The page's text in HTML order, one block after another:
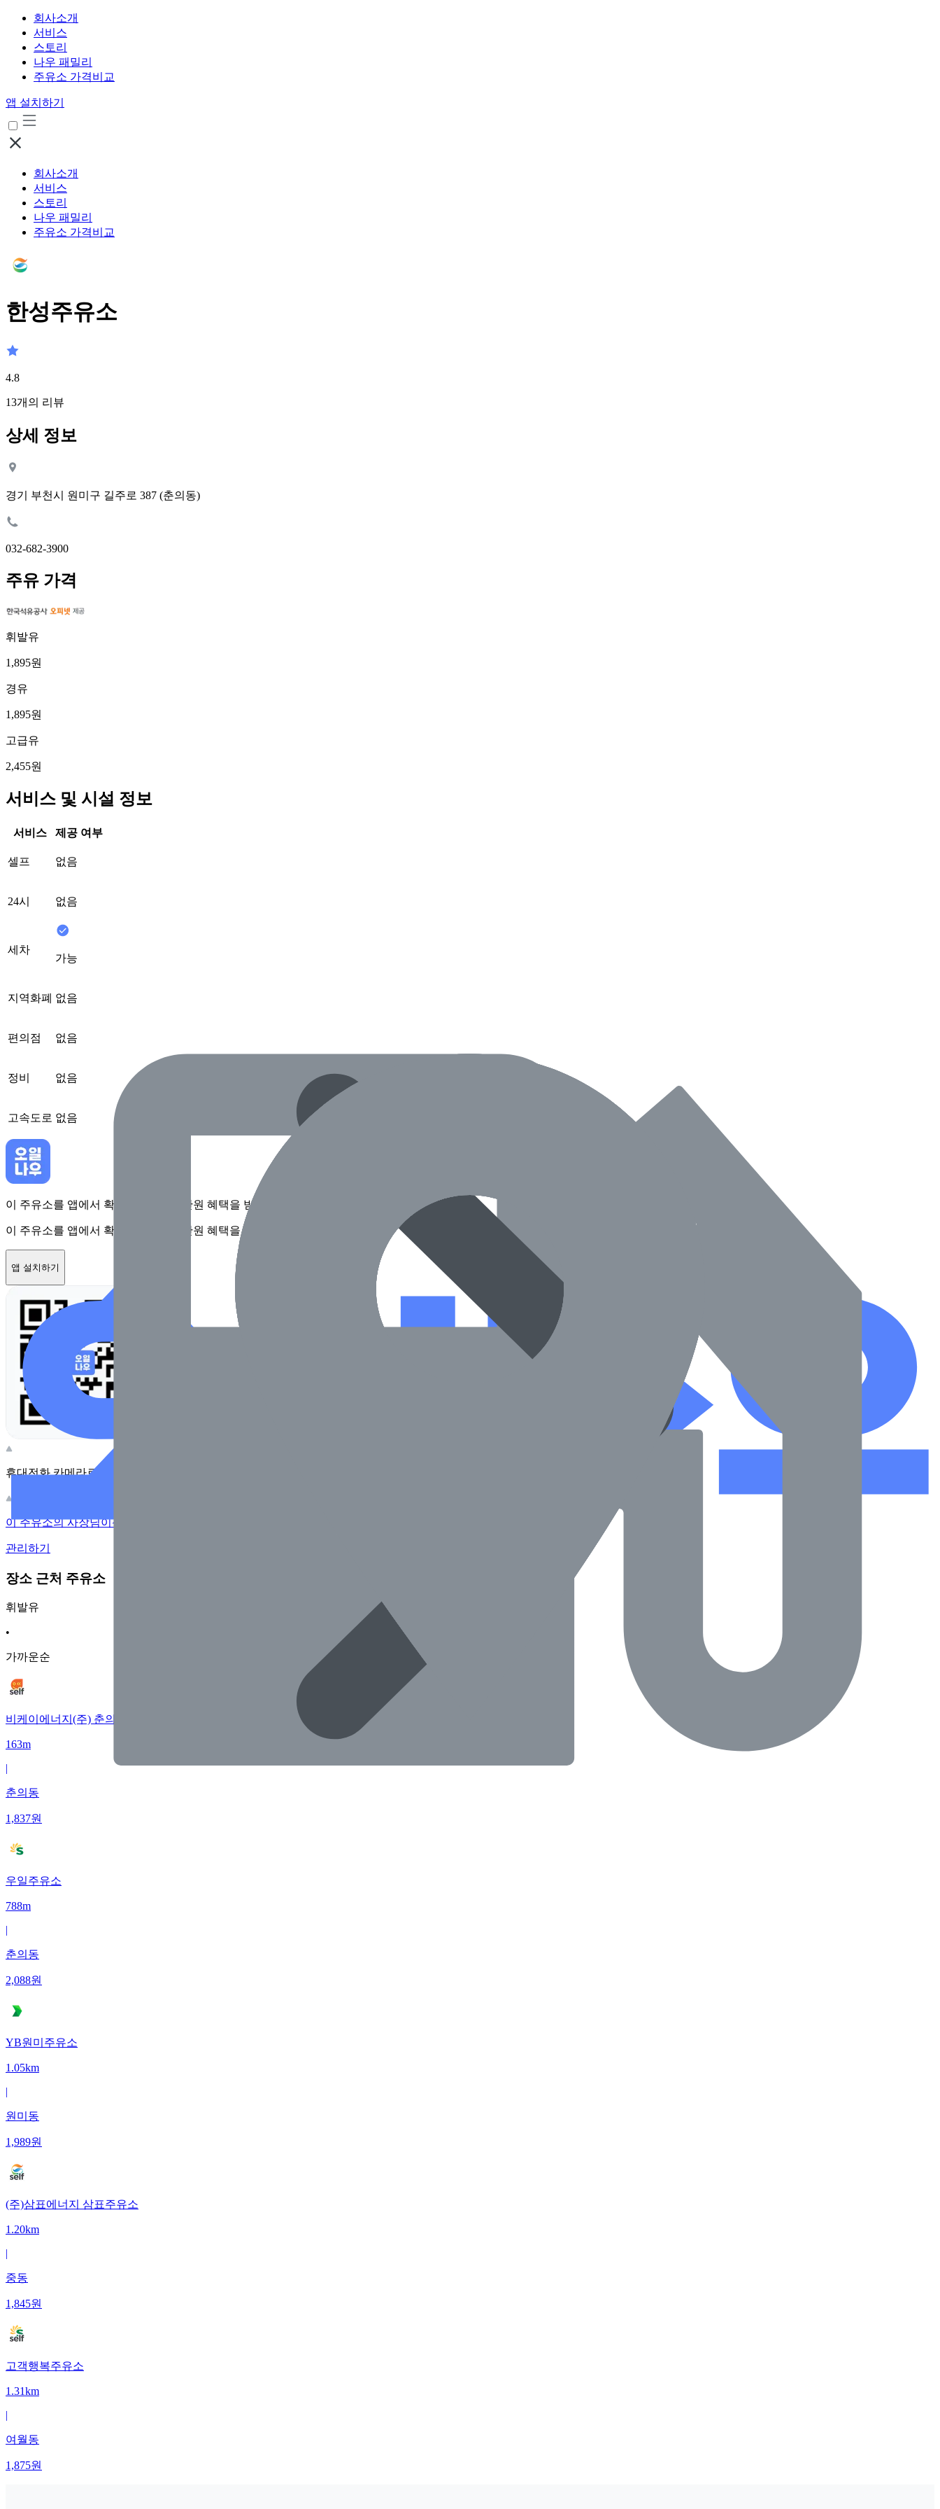
회사소개
서비스
스토리
나우 패밀리
주유소 가격비교
앱 설치하기
회사소개
서비스
스토리
나우 패밀리
주유소 가격비교
한성주유소
4.8
13개의 리뷰
상세 정보
경기 부천시 원미구 길주로 387 (춘의동)
032-682-3900
주유 가격
휘발유
1,895원
경유
1,895원
고급유
2,455원
서비스 및 시설 정보
서비스 제공 여부
셀프 없음
24시 없음
세차
가능
지역화폐 없음
편의점 없음
정비 없음
고속도로 없음
이 주유소를 앱에서 확인하고 최대 1만원 혜택을 받아보세요
이 주유소를 앱에서 확인하고 최대 1만원 혜택을 받아보세요
앱 설치하기
휴대전화 카메라로 찍어보세요
이 주유소의 사장님이신가요?
관리하기
장소 근처 주유소
휘발유
•
가까운순
비케이에너지(주) 춘의주유소
163m
|
춘의동
1,837원
우일주유소
788m
|
춘의동
2,088원
YB원미주유소
1.05km
|
원미동
1,989원
(주)삼표에너지 삼표주유소
1.20km
|
중동
1,845원
고객행복주유소
1.31km
|
여월동
1,875원